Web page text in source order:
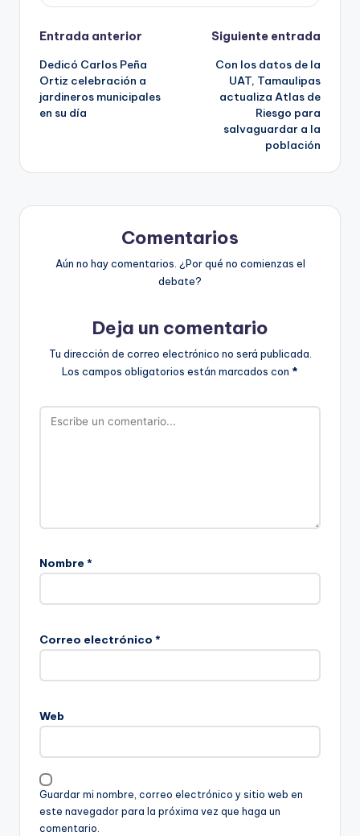
Navegación
de
entradas
Entrada anterior
Dedicó Carlos Peña
Ortiz celebración a
jardineros municipales
en su día
Siguiente entrada
Con los datos de la
UAT, Tamaulipas
actualiza Atlas de
Riesgo para
salvaguardar a la
población
Comentarios
Aún no hay comentarios. ¿Por qué no comienzas el
debate?
Deja un comentario
Tu dirección de correo electrónico no será publicada.
Los campos obligatorios están marcados con *
Nombre *
Correo electrónico *
Web
Guardar mi nombre, correo electrónico y sitio web en
este navegador para la próxima vez que haga un
comentario.